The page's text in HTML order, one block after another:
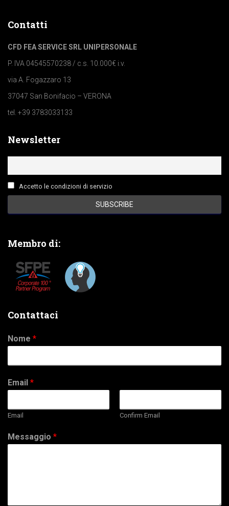
Contatti
CFD FEA SERVICE SRL UNIPERSONALE
P. IVA 04545570238 / c.s. 10.000€ i.v.
via A. Fogazzaro 13
37047 San Bonifacio – VERONA
tel. +39 3783033133
Newsletter
Accetto le condizioni di servizio
Membro di:
Contattaci
Nome *
Email *
Email Confirm Email
Messaggio *